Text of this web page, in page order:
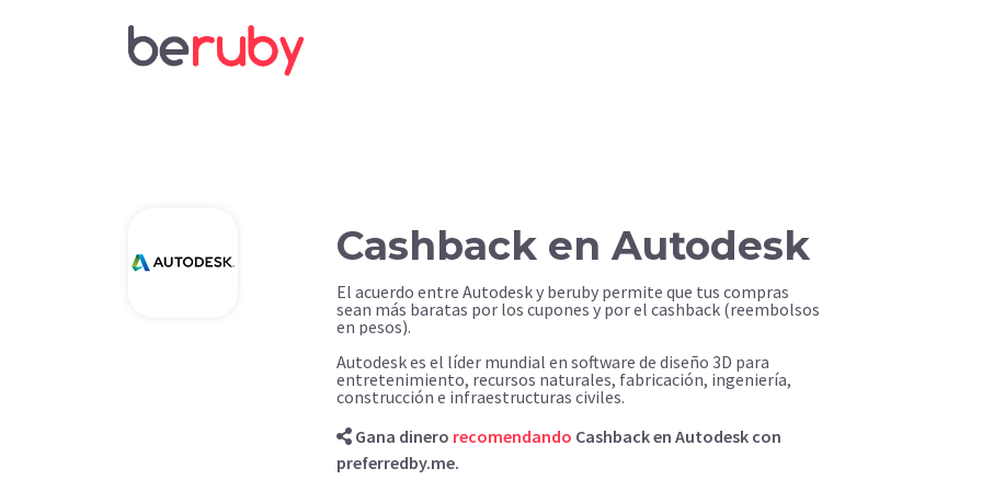
Cashback en Autodesk
El acuerdo entre Autodesk y beruby permite que tus compras
sean más baratas por los cupones y por el cashback (reembolsos
en pesos).
Autodesk es el líder mundial en software de diseño 3D para
entretenimiento, recursos naturales, fabricación, ingeniería,
construcción e infraestructuras civiles.
Gana dinero recomendando Cashback en Autodesk con
preferredby.me.